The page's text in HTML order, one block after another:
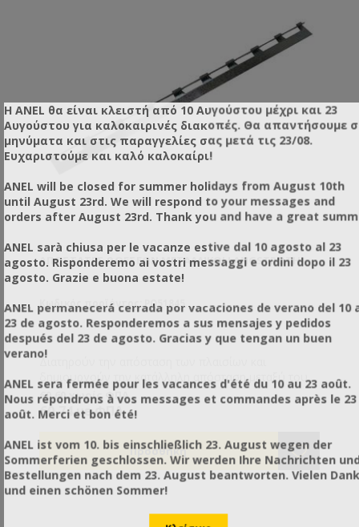
ΑΠΟΣΤΆΤΕΣ 9 ΘΈΣΕΩΝ ΜΕΤΑΛΛΙΚΟΊ LANGSTROTH
Κωδικός προϊόντος: PO51845
Διατηρούν την απόσταση των πλαισίων και
δημιουργούν την κατάλληλη απόσταση μεταξύ τους,
ώστε η κυψέλη να χωράει 9 πλαίσια αντί για 10.
Επίσης συγκρατούν τα πλαίσια κατά τη μεταφορά
χωρίς να χρειάζεται να καρφώνετε το τελευταίο
πλαίσιο.
€0,60 χωρίς ΦΠΑ
€0,74 με ΦΠΑ
Η ANEL θα είναι κλειστή από 10 Αυγούστου μέχρι και 23
Αυγούστου για καλοκαιρινές διακοπές. Θα απαντήσουμε
μηνύματα και στις παραγγελίες σας μετά τις 23/08.
Ευχαριστούμε και καλό καλοκαίρι!
ANEL will be closed for summer holidays from August 10th
until August 23rd. We will respond to your messages and
orders after August 23rd. Thank you and have a great
ANEL sarà chiusa per le vacanze estive dal 10 agosto al 23
agosto. Risponderemo ai vostri messaggi e ordini dopo il 23
agosto. Grazie e buona estate!
ANEL permanecerá cerrada por vacaciones de verano del 10
23 de agosto. Responderemos a sus mensajes y pedidos
después del 23 de agosto. Gracias y que tengan un buen
verano!
ANEL sera fermée pour les vacances d'été du 10 au 23 août.
Nous répondrons à vos messages et commandes après le 23
août. Merci et bon été!
ANEL ist vom 10. bis einschließlich 23. August wegen der
Sommerferien geschlossen. Wir werden Ihre Nachrichten
Bestellungen nach dem 23. August beantworten. Vielen Dank
und einen schönen Sommer!